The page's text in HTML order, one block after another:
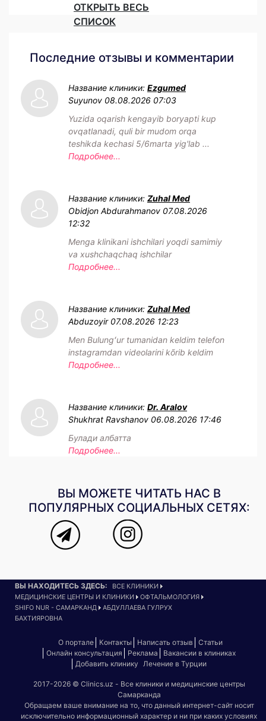
ОТКРЫТЬ ВЕСЬ
СПИСОК
Последние отзывы и комментарии
Название клиники: Ezgumed
Suyunov 08.08.2026 07:03
Yuzida oqarish kengayib boryapti kup
ovqatlanadi, quli bir mudom orqa
teshikda kechasi 5/6marta yig'lab ...
Подробнее...
Название клиники: Zuhal Med
Obidjon Abdurahmanov 07.08.2026
12:32
Menga klinikani ishchilari yoqdi samimiy
va xushchaqchaq ishchilar
Подробнее...
Название клиники: Zuhal Med
Abduzoyir 07.08.2026 12:23
Men Bulungʻur tumanidan keldim telefon
instagramdan videolarini kõrib keldim
Подробнее...
Название клиники: Dr. Aralov
Shukhrat Ravshanov 06.08.2026 17:46
Булади албатта
Подробнее...
ВЫ МОЖЕТЕ ЧИТАТЬ НАС В
ПОПУЛЯРНЫХ СОЦИАЛЬНЫХ СЕТЯХ:
ВЫ НАХОДИТЕСЬ ЗДЕСЬ:
ВСЕ КЛИНИКИ
МЕДИЦИНСКИЕ ЦЕНТРЫ И КЛИНИКИ
ОФТАЛЬМОЛОГИЯ
SHIFO NUR - САМАРКАНД
АБДУЛЛАЕВА ГУЛРУХ
БАХТИЯРОВНА
О портале Контакты Написать отзыв
Статьи
Онлайн консультация
Реклама
Вакансии в клиниках
Добавить клинику
Лечение в Турции
2017-2026 © Clinics.uz - Все клиники и медицинские центры
Самарканда
Обращаем ваше внимание на то, что данный интернет-сайт носит
исключительно информационный характер и ни при каких условиях